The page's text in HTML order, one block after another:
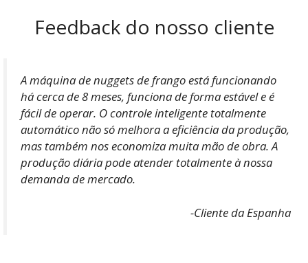
Feedback do nosso cliente
A máquina de nuggets de frango está funcionando
há cerca de 8 meses, funciona de forma estável e é
fácil de operar. O controle inteligente totalmente
automático não só melhora a eficiência da produção,
mas também nos economiza muita mão de obra. A
produção diária pode atender totalmente à nossa
demanda de mercado.
-Cliente da Espanha